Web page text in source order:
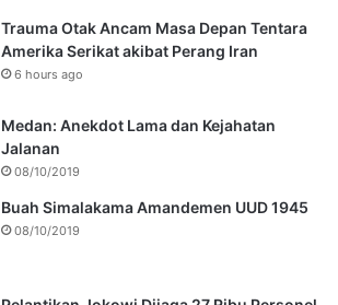
Trauma Otak Ancam Masa Depan Tentara
Amerika Serikat akibat Perang Iran
6 hours ago
Medan: Anekdot Lama dan Kejahatan
Jalanan
08/10/2019
Buah Simalakama Amandemen UUD 1945
08/10/2019